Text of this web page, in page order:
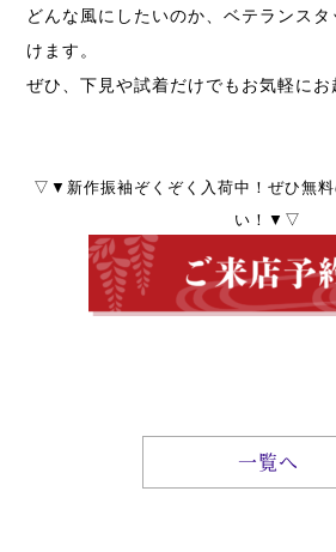
どんな風にしたいのか、ベテランス
けます。
ぜひ、下見や試着だけでもお気軽にお
▽▼新作振袖ぞくぞく入荷中！ぜひ無料
い！▼▽
一覧へ